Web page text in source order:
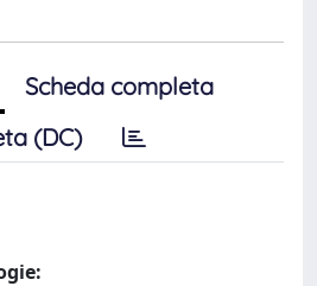
Scheda completa
(DC)